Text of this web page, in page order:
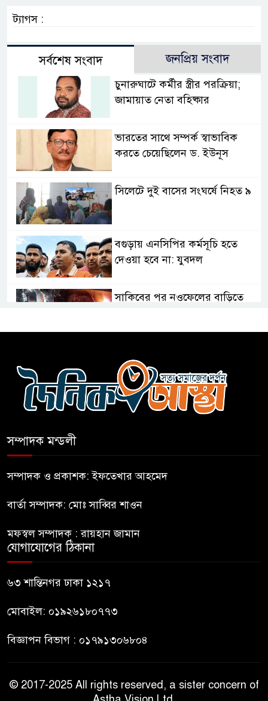
ট্যাগস :
সর্বশেষ সংবাদ জনপ্রিয় সংবাদ
চুনারুঘাটে কর্মীর স্ত্রীর পরক্রিয়া;
জামায়াত নেতা বহিষ্কার
ভারতের সাথে সম্পর্ক স্বাভাবিক
করতে চেয়েছিলেন ড. ইউনূস
সিলেটে দুই বাসের সংঘর্ষে নিহত ৯
বগুড়ায় এনসিপির কর্মসূচি হতে
দেওয়া হবে না: যুবদল
সাকিবের পর নওফেলের বাড়িতে
আহত-১০
বন্যায় পাটগ্রামে সড়ক ভেঙে
চালাচ্ছেন তারেক: কাদের সিদ্দিকী
জুলাই জাদুঘরে টিকিট জালিয়াতি!
সম্পাদক মন্ডলী
সম্পাদক ও প্রকাশক: ইফতেখার আহমেদ
বার্তা সম্পাদক: মোঃ সাব্বির শাওন
মফস্বল সম্পাদক : রায়হান জামান
যোগাযোগের ঠিকানা
৬৩ শান্তিনগর ঢাকা ১২১৭
মোবাইল: ০১৯২৬১৮০৭৭৩
বিজ্ঞাপন বিভাগ : ০১৭৯১৩০৬৮০৪
© 2017-2025 All rights reserved, a sister concern of